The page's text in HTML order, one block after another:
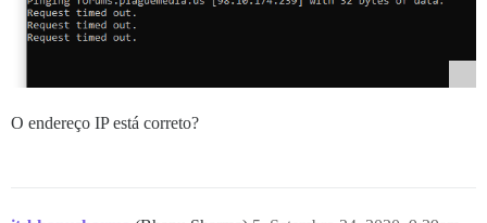
O endereço IP está correto?